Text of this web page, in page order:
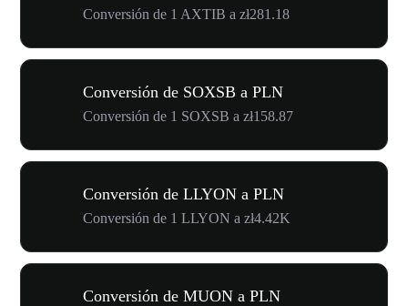
Conversión de 1 AXTIB a zł281.18
Conversión de SOXSB a PLN
Conversión de 1 SOXSB a zł158.87
Conversión de LLYON a PLN
Conversión de 1 LLYON a zł4.42K
Conversión de MUON a PLN